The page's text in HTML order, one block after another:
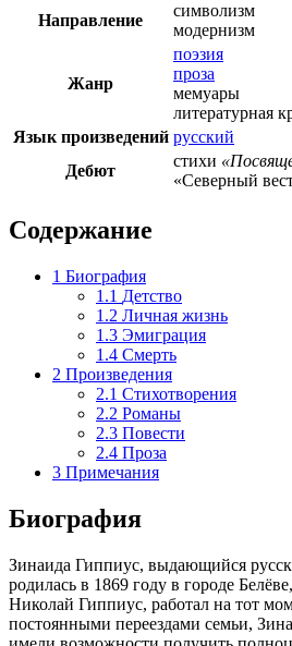
Направление
символизм
модернизм
Жанр
поэзия
проза
мемуары
литературная
Язык произведений русский
Дебют
стихи
«Северный
Содержание
1 Биография
1.1 Детство
1.2 Личная жизнь
1.3 Эмиграция
1.4 Смерть
2 Произведения
2.1 Стихотворения
2.2 Романы
2.3 Повести
2.4 Проза
3 Примечания
Биография
Зинаида Гиппиус, выдающийся
родилась в 1869 году в городе Белёве
Николай Гиппиус, работал на тот
постоянными переездами семьи,